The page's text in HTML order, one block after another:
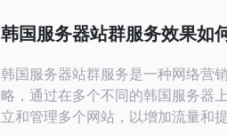
韩国服务器站群服务效果如
韩国服务器站群服务是一种网络营
略，通过在多个不同的韩国服务器
立和管理多个网站，以增加流量和